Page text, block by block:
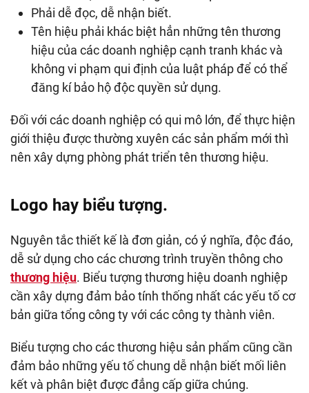
Phải dễ đọc, dễ nhận biết.
Tên hiệu phải khác biệt hẳn những tên thương
hiệu của các doanh nghiệp cạnh tranh khác và
không vi phạm qui định của luật pháp để có thể
đăng kí bảo hộ độc quyền sử dụng.
Đối với các doanh nghiệp có qui mô lớn, để thực hiện
giới thiệu được thường xuyên các sản phẩm mới thì
nên xây dựng phòng phát triển tên thương hiệu.
Logo hay biểu tượng.
Nguyên tắc thiết kế là đơn giản, có ý nghĩa, độc đáo,
dễ sử dụng cho các chương trình truyền thông cho
thương hiệu. Biểu tượng thương hiệu doanh nghiệp
cần xây dựng đảm bảo tính thống nhất các yếu tố cơ
bản giữa tổng công ty với các công ty thành viên.
Biểu tượng cho các thương hiệu sản phẩm cũng cần
đảm bảo những yếu tố chung dễ nhận biết mối liên
kết và phân biệt được đẳng cấp giữa chúng.